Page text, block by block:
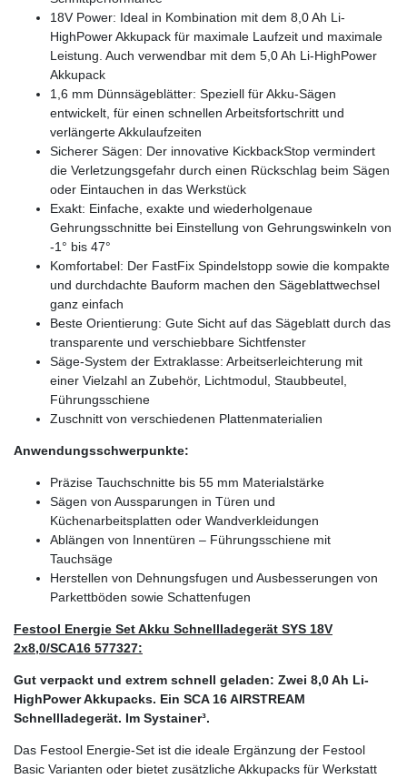
18V Power: Ideal in Kombination mit dem 8,0 Ah Li-
HighPower Akkupack für maximale Laufzeit und maximale
Leistung. Auch verwendbar mit dem 5,0 Ah Li-HighPower
Akkupack
1,6 mm Dünnsägeblätter: Speziell für Akku-Sägen
entwickelt, für einen schnellen Arbeitsfortschritt und
verlängerte Akkulaufzeiten
Sicherer Sägen: Der innovative KickbackStop vermindert
die Verletzungsgefahr durch einen Rückschlag beim Sägen
oder Eintauchen in das Werkstück
Exakt: Einfache, exakte und wiederholgenaue
Gehrungsschnitte bei Einstellung von Gehrungswinkeln von
-1° bis 47°
Komfortabel: Der FastFix Spindelstopp sowie die kompakte
und durchdachte Bauform machen den Sägeblattwechsel
ganz einfach
Beste Orientierung: Gute Sicht auf das Sägeblatt durch das
transparente und verschiebbare Sichtfenster
Säge-System der Extraklasse: Arbeitserleichterung mit
einer Vielzahl an Zubehör, Lichtmodul, Staubbeutel,
Führungsschiene
Zuschnitt von verschiedenen Plattenmaterialien
Anwendungsschwerpunkte:
Präzise Tauchschnitte bis 55 mm Materialstärke
Sägen von Aussparungen in Türen und
Küchenarbeitsplatten oder Wandverkleidungen
Ablängen von Innentüren – Führungsschiene mit
Tauchsäge
Herstellen von Dehnungsfugen und Ausbesserungen von
Parkettböden sowie Schattenfugen
Festool Energie Set Akku Schnellladegerät SYS 18V
2x8,0/SCA16 577327:
Gut verpackt und extrem schnell geladen: Zwei 8,0 Ah Li-
HighPower Akkupacks. Ein SCA 16 AIRSTREAM
Schnellladegerät. Im Systainer³.
Das Festool Energie-Set ist die ideale Ergänzung der Festool
Basic Varianten oder bietet zusätzliche Akkupacks für Werkstatt